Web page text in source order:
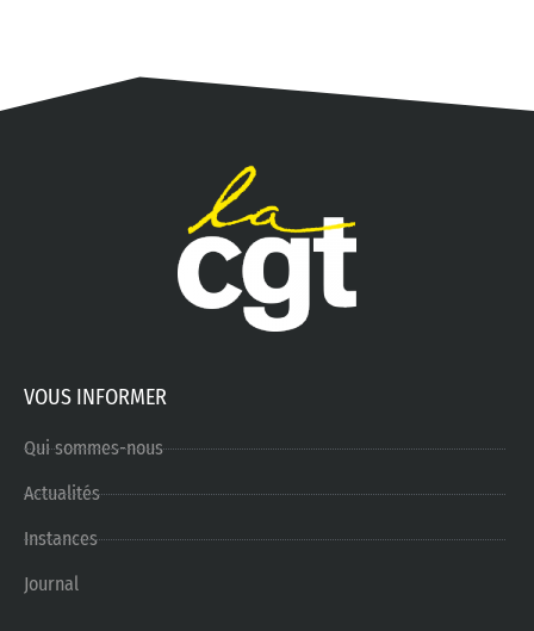
VOUS INFORMER
Qui sommes-nous
Actualités
Instances
Journal